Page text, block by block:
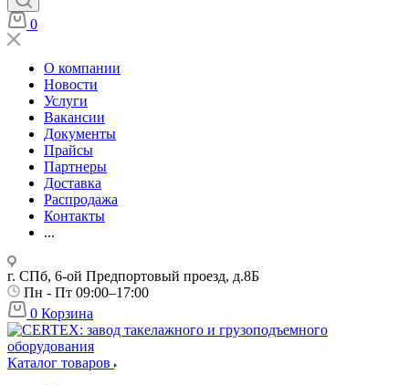
0
О компании
Новости
Услуги
Вакансии
Документы
Прайсы
Партнеры
Доставка
Распродажа
Контакты
...
г. СПб, 6-ой Предпортовый проезд, д.8Б
Пн - Пт 09:00–17:00
0 Корзина
Каталог товаров